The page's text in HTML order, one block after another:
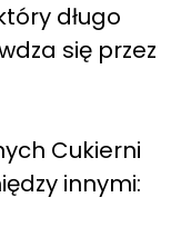
długo
się przez
Cukierni
innymi: